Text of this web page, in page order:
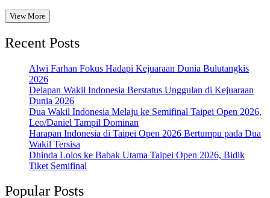
View More
Recent Posts
Alwi Farhan Fokus Hadapi Kejuaraan Dunia Bulutangkis
2026
Delapan Wakil Indonesia Berstatus Unggulan di Kejuaraan
Dunia 2026
Dua Wakil Indonesia Melaju ke Semifinal Taipei Open 2026,
Leo/Daniel Tampil Dominan
Harapan Indonesia di Taipei Open 2026 Bertumpu pada Dua
Wakil Tersisa
Dhinda Lolos ke Babak Utama Taipei Open 2026, Bidik
Tiket Semifinal
Popular Posts